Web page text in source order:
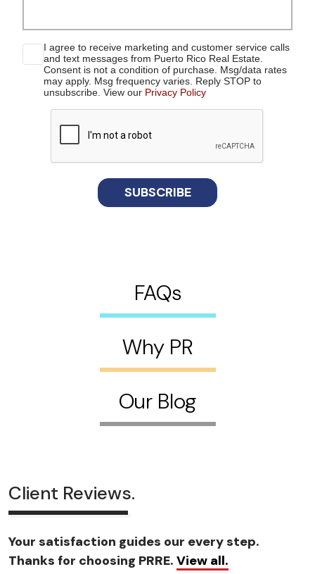
I agree to receive marketing and customer service calls
and text messages from Puerto Rico Real Estate.
Consent is not a condition of purchase. Msg/data rates
may apply. Msg frequency varies. Reply STOP to
unsubscribe. View our Privacy Policy
SUBSCRIBE
FAQs
Why PR
Our Blog
Client Reviews.
Your satisfaction guides our every step.
Thanks for choosing PRRE. View all.